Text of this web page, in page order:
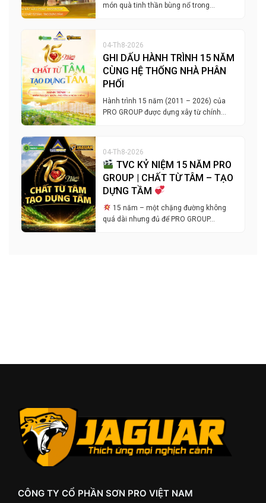
món quà tinh thần bùng nổ trong…
04-Th8-2026
GHI DẤU HÀNH TRÌNH 15 NĂM
CÙNG HỆ THỐNG NHÀ PHÂN
PHỐI
Hành trình 15 năm (2011 – 2026) của
PRO GROUP được dựng xây từ chính…
04-Th8-2026
TVC KỶ NIỆM 15 NĂM PRO
GROUP | CHẤT TỪ TÂM – TẠO
DỰNG TẦM
15 năm – một chặng đường không
quá dài nhưng đủ để PRO GROUP…
CÔNG TY CỔ PHẦN SƠN PRO VIỆT NAM